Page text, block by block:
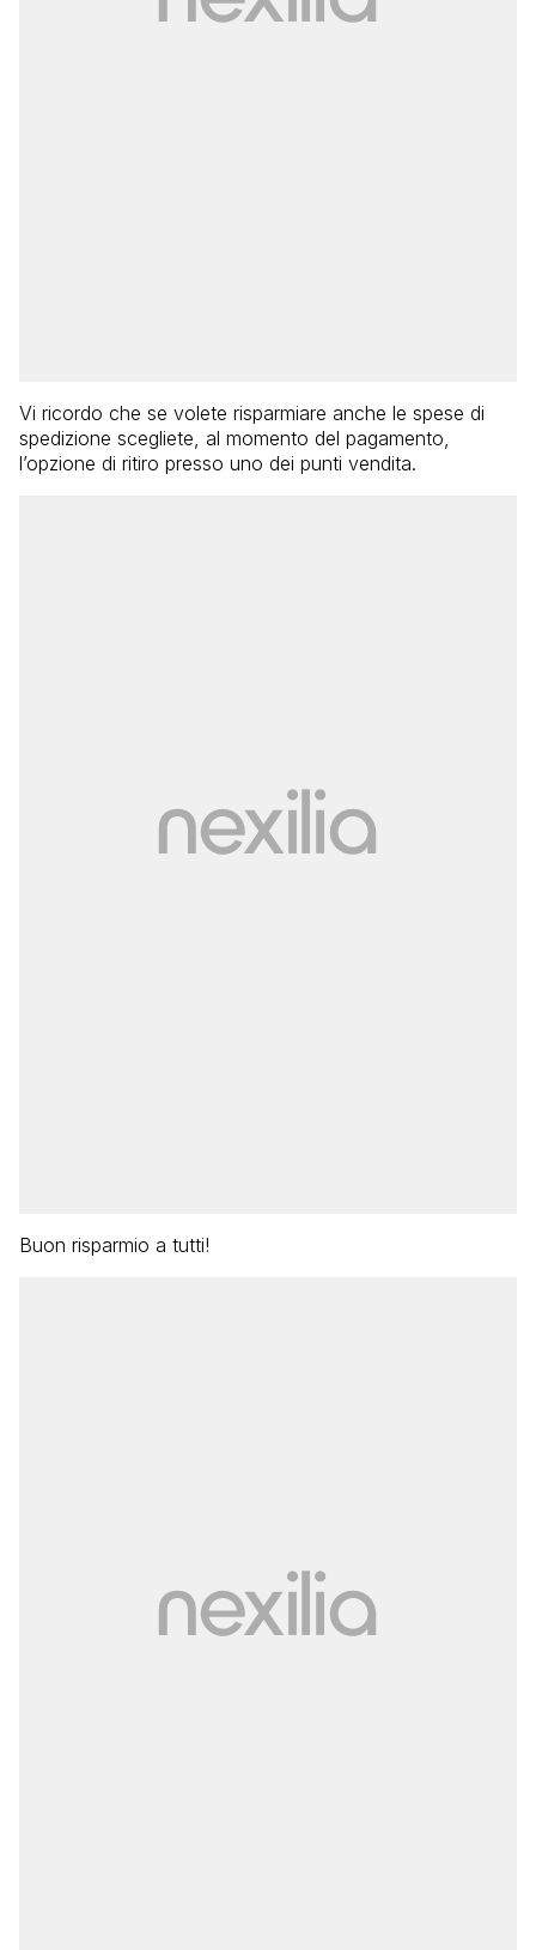
Vi ricordo che se volete risparmiare anche le spese di
spedizione scegliete, al momento del pagamento,
l’opzione di ritiro presso uno dei punti vendita.
Buon risparmio a tutti!